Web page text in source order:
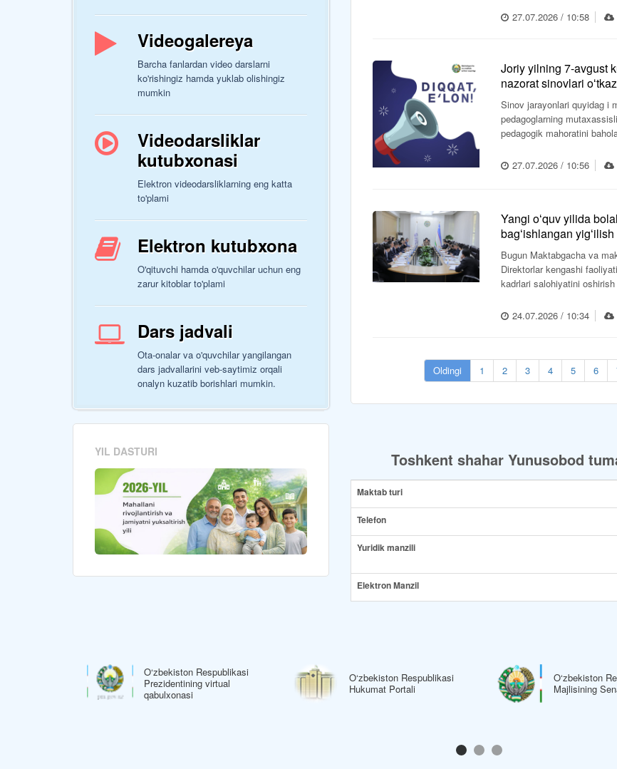
Videogalereya
Barcha fanlardan video darslarni
ko'rishingiz hamda yuklab olishingiz
mumkin
Videodarsliklar
kutubxonasi
Elektron videodarsliklarning eng katta
to'plami
Elektron kutubxona
O'qituvchi hamda o'quvchilar uchun eng
zarur kitoblar to'plami
Dars jadvali
Ota-onalar va o'quvchilar yangilangan
dars jadvallarini veb-saytimiz orqali
onalyn kuzatib borishlari mumkin.
YIL DASTURI
27.07.2026 / 10:58
Joriy yilning 7-avgust
nazorat sinovlari
Sinov jarayonlari quyidag i
pedagoglarning
pedagogik mahoratini
27.07.2026 / 10:56
Yangi oʻquv yilida
bagʻishlangan yigʻilish
Bugun Maktabgacha va
Direktorlar kengashi
kadrlari salohiyatini
24.07.2026 / 10:34
Oldingi 1 2 3 4 5 6
Toshkent shahar Yunusobod
Maktab turi
Telefon
Yuridik manzili
Elektron Manzil
O‘zbekiston Respublikasi
Prezidentining virtual
qabulxonasi
O‘zbekiston Respublikasi
Hukumat Portali
O‘zbekiston
Majlisining